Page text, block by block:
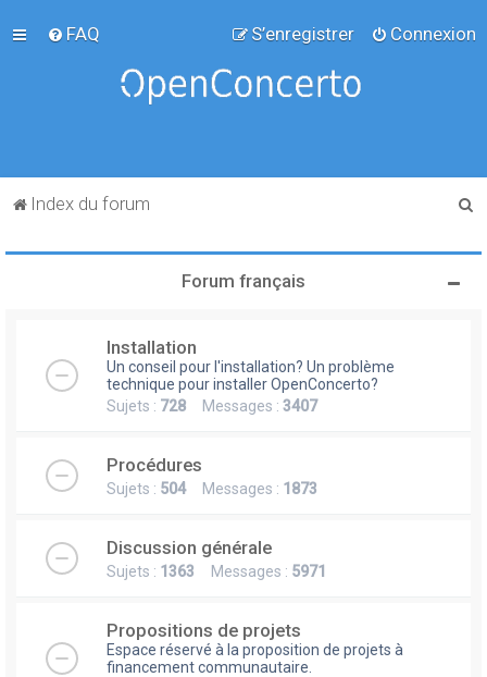
FAQ Connexion
S’enregistrer
Index du forum
Forum français
Installation
Un conseil pour l'installation? Un problème
technique pour installer OpenConcerto?
Sujets : 728 Messages : 3407
Procédures
Sujets : 504Messages : 1873
Discussion générale
Sujets : 1363 Messages : 5971
Propositions de projets
Espace réservé à la proposition de projets à
financement communautaire.